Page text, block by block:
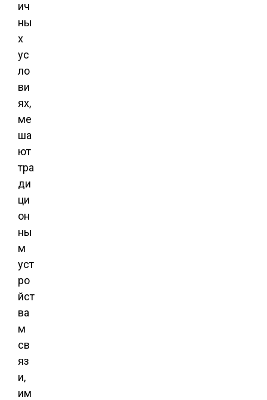
ич
ны
х
ус
ло
ви
ях,
ме
ша
ют
тра
ди
ци
он
ны
м
уст
ро
йст
ва
м
св
яз
и,
им